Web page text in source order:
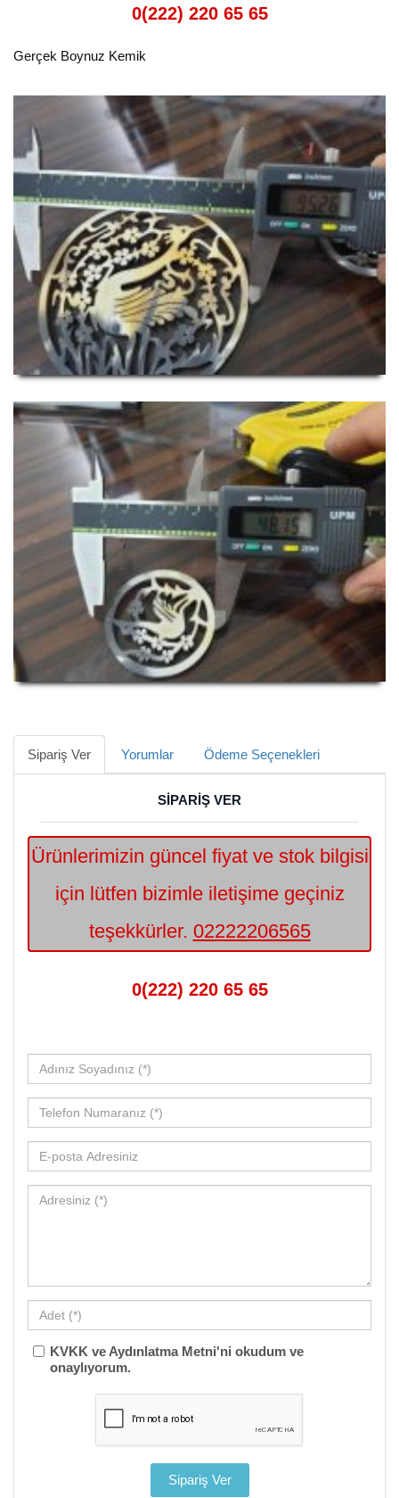
0(222) 220 65 65
Gerçek Boynuz Kemik
Sipariş Ver Yorumlar Ödeme Seçenekleri
SİPARİŞ VER
Ürünlerimizin güncel fiyat ve stok bilgisi
için lütfen bizimle iletişime geçiniz
teşekkürler. 02222206565
0(222) 220 65 65
KVKK ve Aydınlatma Metni'ni okudum ve
onaylıyorum.